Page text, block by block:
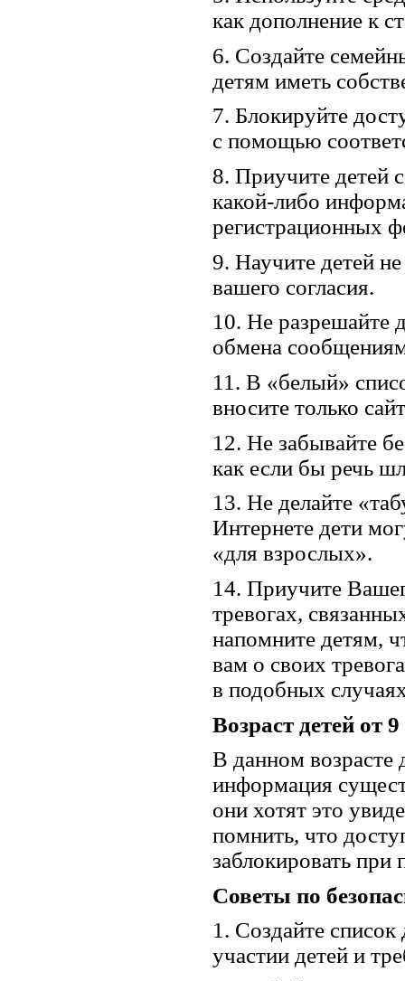
как дополнение к
6. Создайте
детям иметь
7. Блокируйте
с помощью
8. Приучите детей
какой-либо
регистрационных
9. Научите детей
вашего согласия.
10. Не разрешайте
обмена
11. В «белый»
вносите только
12. Не забывайте
как если бы речь
13. Не делайте
Интернете дети
«для взрослых».
14. Приучите
тревогах,
напомните детям,
вам о своих
в подобных
Возраст детей от
В данном возрасте
информация
они хотят это
помнить, что
заблокировать при
Советы по
1. Создайте
участии детей и